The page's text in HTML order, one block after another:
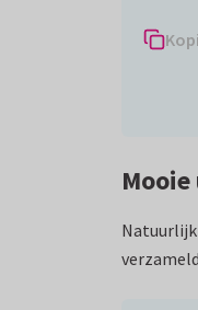
Natuurlijk